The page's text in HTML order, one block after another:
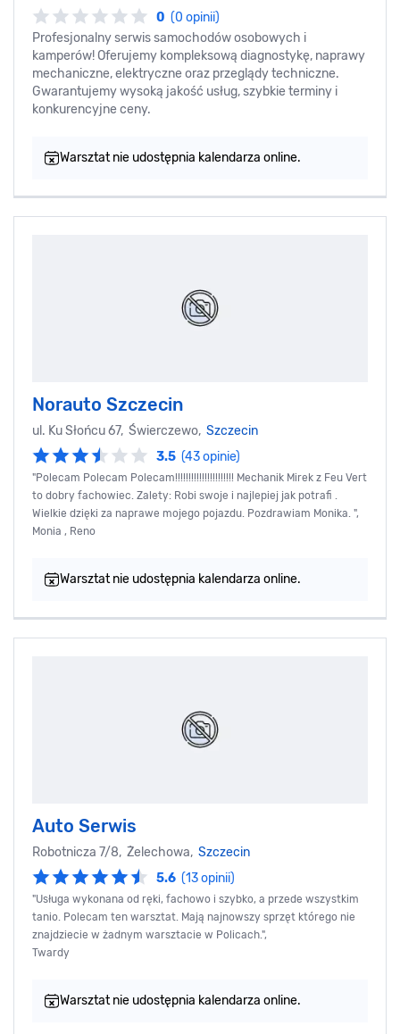
0 (0 opinii)
Profesjonalny serwis samochodów osobowych i
kamperów! Oferujemy kompleksową diagnostykę, naprawy
mechaniczne, elektryczne oraz przeglądy techniczne.
Gwarantujemy wysoką jakość usług, szybkie terminy i
konkurencyjne ceny.
Warsztat nie udostępnia kalendarza online.
Norauto Szczecin
ul. Ku Słońcu 67, Świerczewo, Szczecin
3.5 (43 opinie)
"Polecam Polecam Polecam!!!!!!!!!!!!!!!!!!!!!! Mechanik Mirek z Feu Vert
to dobry fachowiec. Zalety: Robi swoje i najlepiej jak potrafi .
Wielkie dzięki za naprawe mojego pojazdu. Pozdrawiam Monika. ",
Monia , Reno
Warsztat nie udostępnia kalendarza online.
Auto Serwis
Robotnicza 7/8, Żelechowa, Szczecin
5.6 (13 opinii)
"Usługa wykonana od ręki, fachowo i szybko, a przede wszystkim
tanio. Polecam ten warsztat. Mają najnowszy sprzęt którego nie
znajdziecie w żadnym warsztacie w Policach.",
Twardy
Warsztat nie udostępnia kalendarza online.